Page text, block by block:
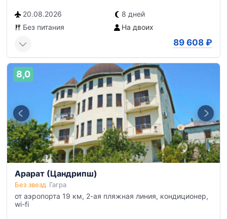
20.08.2026
8 дней
Без питания
На двоих
89 608 ₽
8,0
Арарат (Цандрипш)
Без звезд Гагра
от аэропорта 19 км, 2-ая пляжная линия, кондиционер,
wi-fi